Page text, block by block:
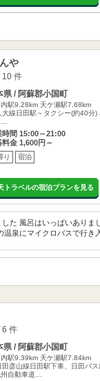
や
件
県 / 阿蘇郡小国町
駅9.28km 天ケ瀬駅7.68km
大線日田駅～タクシー(約40分)
時間 15:00～21:00
料金 1,600円～
り 宿泊
トラベルの宿泊プランを見る
た 風呂はいっぱいありま
温泉にマイクロバスで行き
件
県 / 阿蘇郡小国町
駅9.39km 天ケ瀬駅7.84km
田彦山線日田駅下車、日田バ
自動車道…